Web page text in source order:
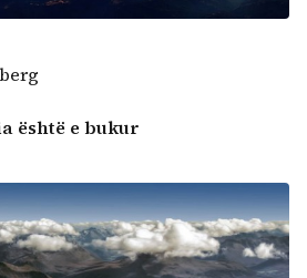
është e bukur